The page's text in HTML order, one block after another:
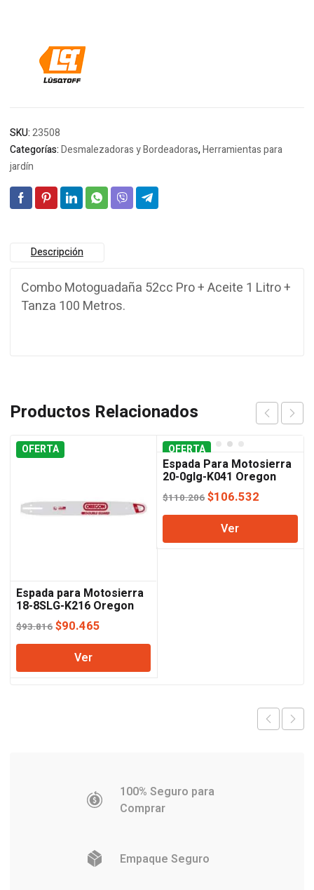
SKU:23508
Categorías:Desmalezadoras y Bordeadoras,Herramientas para
jardín
Descripción
Combo Motoguadaña 52cc Pro + Aceite 1 Litro +
Tanza 100 Metros.
Productos Relacionados
OFERTA
Espada para Motosierra
18-8SLG-K216 Oregon
$93.816 El
precio
original
era:
$90.465
precio
es:
Ver
OFERTA
Espada Para Motosierra
20-0glg-K041 Oregon
$110.206El
precio
original
era:
$106.532
precio
es:
Ver
100% Seguro para
Comprar
Empaque Seguro